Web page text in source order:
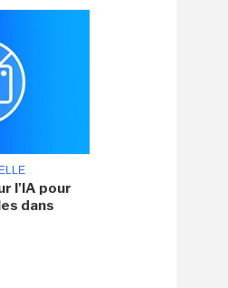
l'IA pour
dans